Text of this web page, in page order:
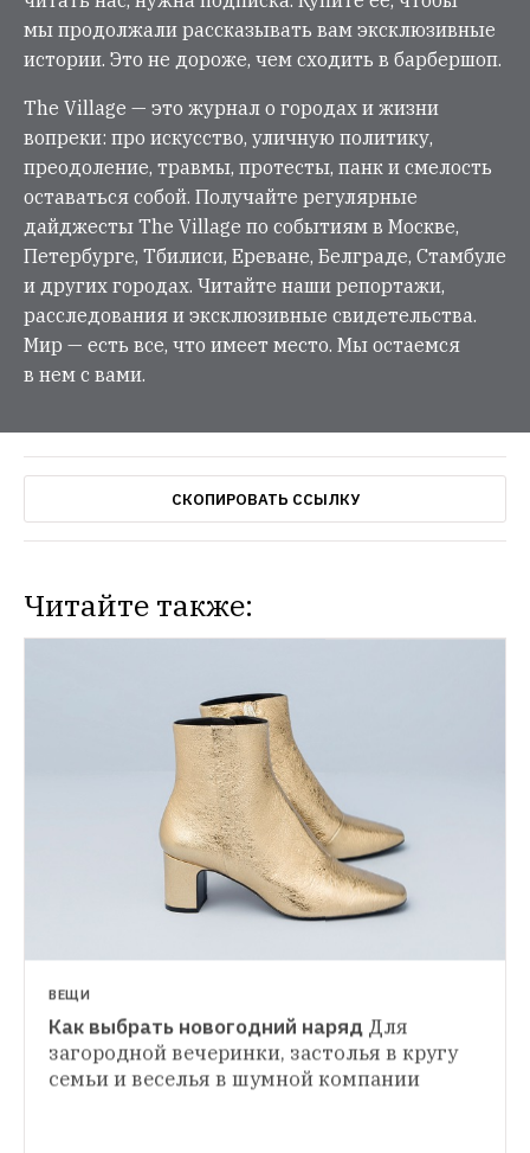
мы продолжали рассказывать вам эксклюзивные
истории. Это не дороже, чем сходить в барбершоп.
The Village — это журнал о городах и жизни
вопреки: про искусство, уличную политику,
преодоление, травмы, протесты, панк и смелость
оставаться собой. Получайте регулярные
дайджесты The Village по событиям в Москве,
Петербурге, Тбилиси, Ереване, Белграде, Стамбуле
и других городах. Читайте наши репортажи,
расследования и эксклюзивные свидетельства.
Мир — есть все, что имеет место. Мы остаемся
в нем с вами.
СКОПИРОВАТЬ ССЫЛКУ
Читайте также:
ГИД THE VILLAGE
Редакция The Village советует, что дарить
на «Сикрет Санту»Идеи подарков для
ВЕЩИ
Как выбрать новогодний наряд Для
загородной вечеринки, застолья в кругу
семьи и веселья в шумной компании